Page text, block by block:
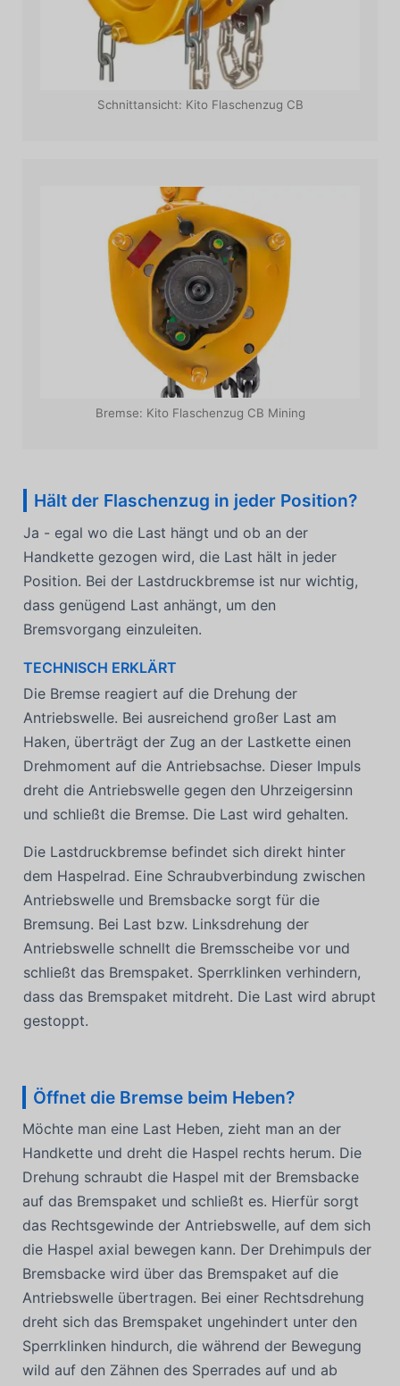
Schnittansicht: Kito Flaschenzug CB
Bremse: Kito Flaschenzug CB Mining
Hält der Flaschenzug in jeder Position?
Ja - egal wo die Last hängt und ob an der
Handkette gezogen wird, die Last hält in jeder
Position. Bei der Lastdruckbremse ist nur wichtig,
dass genügend Last anhängt, um den
Bremsvorgang einzuleiten.
TECHNISCH ERKLÄRT
Die Bremse reagiert auf die Drehung der
Antriebswelle. Bei ausreichend großer Last am
Haken, überträgt der Zug an der Lastkette einen
Drehmoment auf die Antriebsachse. Dieser Impuls
dreht die Antriebswelle gegen den Uhrzeigersinn
und schließt die Bremse. Die Last wird gehalten.
Die Lastdruckbremse befindet sich direkt hinter
dem Haspelrad. Eine Schraubverbindung zwischen
Antriebswelle und Bremsbacke sorgt für die
Bremsung. Bei Last bzw. Linksdrehung der
Antriebswelle schnellt die Bremsscheibe vor und
schließt das Bremspaket. Sperrklinken verhindern,
dass das Bremspaket mitdreht. Die Last wird abrupt
gestoppt.
Öffnet die Bremse beim Heben?
Möchte man eine Last Heben, zieht man an der
Handkette und dreht die Haspel rechts herum. Die
Drehung schraubt die Haspel mit der Bremsbacke
auf das Bremspaket und schließt es. Hierfür sorgt
das Rechtsgewinde der Antriebswelle, auf dem sich
die Haspel axial bewegen kann. Der Drehimpuls der
Bremsbacke wird über das Bremspaket auf die
Antriebswelle übertragen. Bei einer Rechtsdrehung
dreht sich das Bremspaket ungehindert unter den
Sperrklinken hindurch, die während der Bewegung
wild auf den Zähnen des Sperrades auf und ab